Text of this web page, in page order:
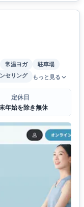
常温ヨガ
駐車場
セリング もっと見る
定休日
年始を除き無休